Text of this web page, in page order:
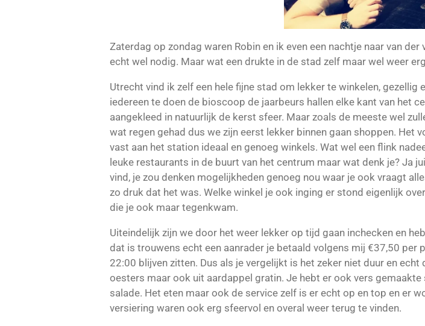
Zaterdag op zondag waren Robin en ik even een nachtje naar van
echt wel nodig. Maar wat een drukte in de stad zelf maar wel weer
Utrecht vind ik zelf een hele fijne stad om lekker te winkelen, gezellig
iedereen te doen de bioscoop de jaarbeurs hallen elke kant van het
aangekleed in natuurlijk de kerst sfeer. Maar zoals de meeste wel
wat regen gehad dus we zijn eerst lekker binnen gaan shoppen. Het
vast aan het station ideaal en genoeg winkels. Wat wel een flink
leuke restaurants in de buurt van het centrum maar wat denk je? Ja
vind, je zou denken mogelijkheden genoeg nou waar je ook vraagt
zo druk dat het was. Welke winkel je ook inging er stond eigenlijk
die je ook maar tegenkwam.
Uiteindelijk zijn we door het weer lekker op tijd gaan inchecken en
dat is trouwens echt een aanrader je betaald volgens mij €37,50
22:00 blijven zitten. Dus als je vergelijkt is het zeker niet duur en
oesters maar ook uit aardappel gratin. Je hebt er ook vers
salade. Het eten maar ook de service zelf is er echt op en top en er
versiering waren ook erg sfeervol en overal weer terug te vinden.